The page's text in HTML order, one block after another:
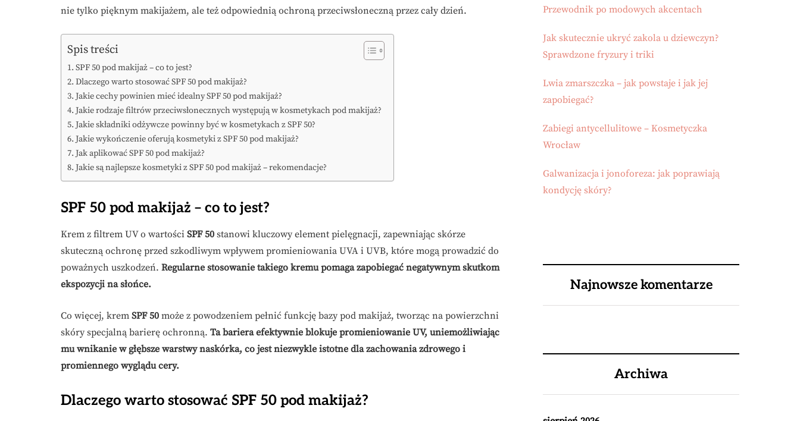
nie tylko pięknym makijażem, ale też odpowiednią ochroną przeciwsłoneczną przez cały dzień.
Spis treści
SPF 50 pod makijaż – co to jest?
Dlaczego warto stosować SPF 50 pod makijaż?
Jakie cechy powinien mieć idealny SPF 50 pod makijaż?
Jakie rodzaje filtrów przeciwsłonecznych występują w kosmetykach pod makijaż?
Jakie składniki odżywcze powinny być w kosmetykach z SPF 50?
Jakie wykończenie oferują kosmetyki z SPF 50 pod makijaż?
Jak aplikować SPF 50 pod makijaż?
Jakie są najlepsze kosmetyki z SPF 50 pod makijaż – rekomendacje?
SPF 50 pod makijaż – co to jest?
Krem z filtrem UV o wartości SPF 50 stanowi kluczowy element pielęgnacji, zapewniając skórze
skuteczną ochronę przed szkodliwym wpływem promieniowania UVA i UVB, które mogą prowadzić do
poważnych uszkodzeń. Regularne stosowanie takiego kremu pomaga zapobiegać negatywnym skutkom
ekspozycji na słońce.
Co więcej, krem SPF 50 może z powodzeniem pełnić funkcję bazy pod makijaż, tworząc na powierzchni
skóry specjalną barierę ochronną. Ta bariera efektywnie blokuje promieniowanie UV, uniemożliwiając
mu wnikanie w głębsze warstwy naskórka, co jest niezwykle istotne dla zachowania zdrowego i
promiennego wyglądu cery.
Dlaczego warto stosować SPF 50 pod makijaż?
Przewodnik po modowych akcentach
Jak skutecznie ukryć zakola u dziewczyn?
Sprawdzone fryzury i triki
Lwia zmarszczka – jak powstaje i jak jej
zapobiegać?
Zabiegi antycellulitowe – Kosmetyczka
Wrocław
Galwanizacja i jonoforeza: jak poprawiają
kondycję skóry?
Najnowsze komentarze
Archiwa